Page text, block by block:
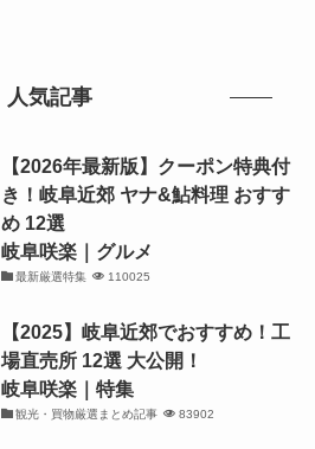
人気記事
【2026年最新版】クーポン特典付
き！岐阜近郊 ヤナ&鮎料理 おすす
め 12選
岐阜咲楽｜グルメ
最新厳選特集 110025
【2025】岐阜近郊でおすすめ！工
場直売所 12選 大公開！
岐阜咲楽｜特集
観光・買物厳選まとめ記事 83902